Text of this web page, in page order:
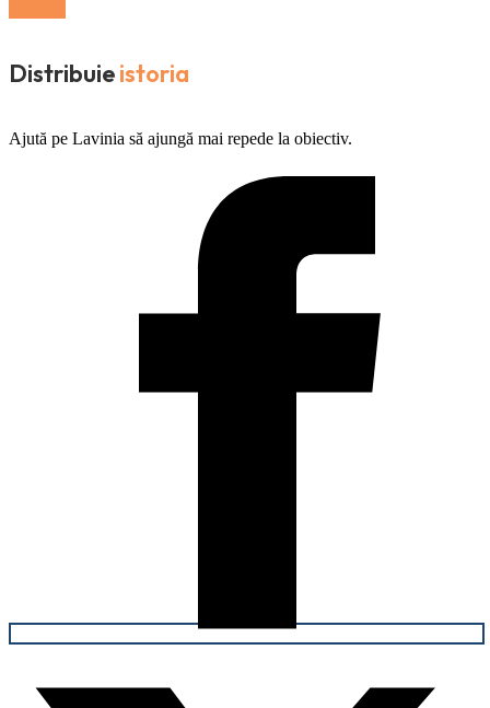
Distribuieistoria
Ajută pe Lavinia să ajungă mai repede la obiectiv.